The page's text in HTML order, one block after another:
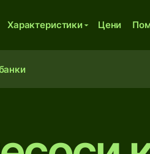
Характеристики Цени